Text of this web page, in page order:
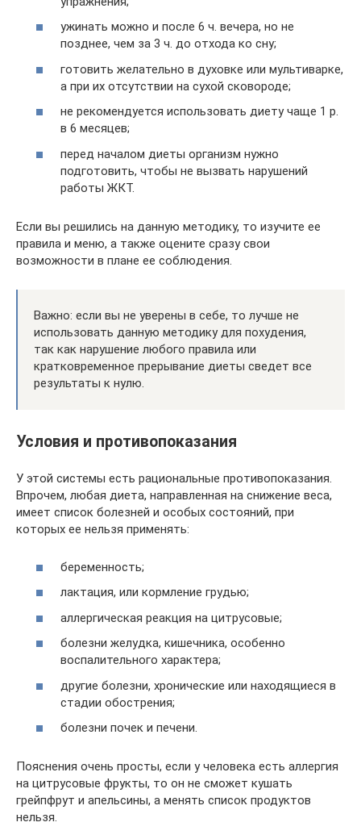
ужинать можно и после 6 ч. вечера, но не
позднее, чем за 3 ч. до отхода ко сну;
готовить желательно в духовке или мультиварке,
а при их отсутствии на сухой сковороде;
не рекомендуется использовать диету чаще 1 р.
в 6 месяцев;
перед началом диеты организм нужно
подготовить, чтобы не вызвать нарушений
работы ЖКТ.
Если вы решились на данную методику, то изучите ее
правила и меню, а также оцените сразу свои
возможности в плане ее соблюдения.
Важно: если вы не уверены в себе, то лучше не
использовать данную методику для похудения,
так как нарушение любого правила или
кратковременное прерывание диеты сведет все
результаты к нулю.
Условия и противопоказания
У этой системы есть рациональные противопоказания.
Впрочем, любая диета, направленная на снижение веса,
имеет список болезней и особых состояний, при
которых ее нельзя применять:
беременность;
лактация, или кормление грудью;
аллергическая реакция на цитрусовые;
болезни желудка, кишечника, особенно
воспалительного характера;
другие болезни, хронические или находящиеся в
стадии обострения;
болезни почек и печени.
Пояснения очень просты, если у человека есть аллергия
на цитрусовые фрукты, то он не сможет кушать
грейпфрут и апельсины, а менять список продуктов
нельзя.